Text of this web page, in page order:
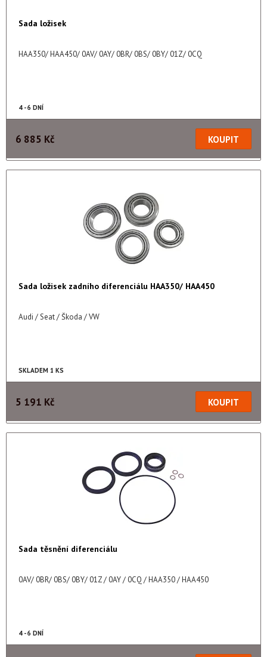
Sada ložisek
HAA350/ HAA450/ 0AV/ 0AY/ 0BR/ 0BS/ 0BY/ 01Z/ 0CQ
4 - 6 DNÍ
6 885 Kč
Sada ložisek zadního diferenciálu HAA350/ HAA450
Audi / Seat / Škoda / VW
SKLADEM 1 KS
5 191 Kč
Sada těsnění diferenciálu
0AV/ 0BR/ 0BS/ 0BY/ 01Z / 0AY / 0CQ / HAA350 / HAA450
4 - 6 DNÍ